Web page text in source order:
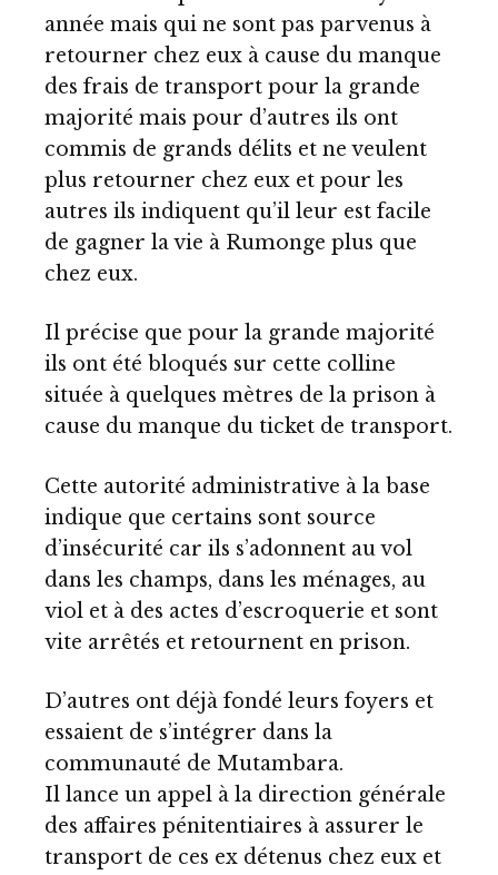
année mais qui ne sont pas parvenus à
retourner chez eux à cause du manque
des frais de transport pour la grande
majorité mais pour d’autres ils ont
commis de grands délits et ne veulent
plus retourner chez eux et pour les
autres ils indiquent qu’il leur est facile
de gagner la vie à Rumonge plus que
chez eux.
Il précise que pour la grande majorité
ils ont été bloqués sur cette colline
située à quelques mètres de la prison à
cause du manque du ticket de transport.
Cette autorité administrative à la base
indique que certains sont source
d’insécurité car ils s’adonnent au vol
dans les champs, dans les ménages, au
viol et à des actes d’escroquerie et sont
vite arrêtés et retournent en prison.
D’autres ont déjà fondé leurs foyers et
essaient de s’intégrer dans la
communauté de Mutambara.
Il lance un appel à la direction générale
des affaires pénitentiaires à assurer le
transport de ces ex détenus chez eux et